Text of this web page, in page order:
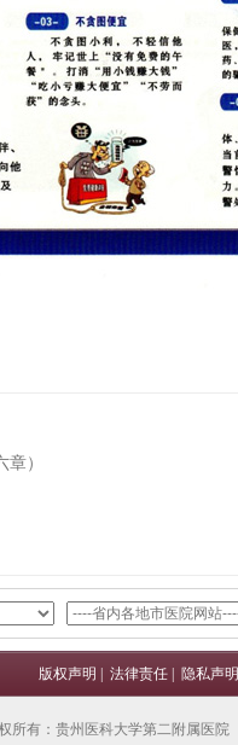
）
版权声明 法律责任| 隐私声明
所有：贵州医科大学第二附属医院